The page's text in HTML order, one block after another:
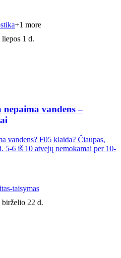
+1 more
liepos 1 d.
vandens –
vandens? F05 klaida? Čiaupas,
5-6 iš 10 atvejų nemokamai per 10-
taisymas
birželio 22 d.